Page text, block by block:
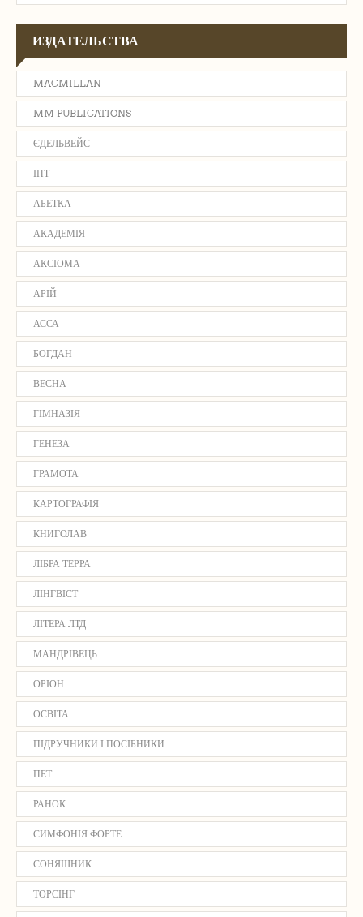
ИЗДАТЕЛЬСТВА
MACMILLAN
MM PUBLICATIONS
ЄДЕЛЬВЕЙС
ІПТ
АБЕТКА
АКАДЕМІЯ
АКСІОМА
АРІЙ
АССА
БОГДАН
ВЕСНА
ГІМНАЗІЯ
ГЕНЕЗА
ГРАМОТА
КАРТОГРАФІЯ
КНИГОЛАВ
ЛІБРА ТЕРРА
ЛІНГВІСТ
ЛІТЕРА ЛТД
МАНДРІВЕЦЬ
ОРІОН
ОСВІТА
ПІДРУЧНИКИ І ПОСІБНИКИ
ПЕТ
РАНОК
СИМФОНІЯ ФОРТЕ
СОНЯШНИК
ТОРСІНГ